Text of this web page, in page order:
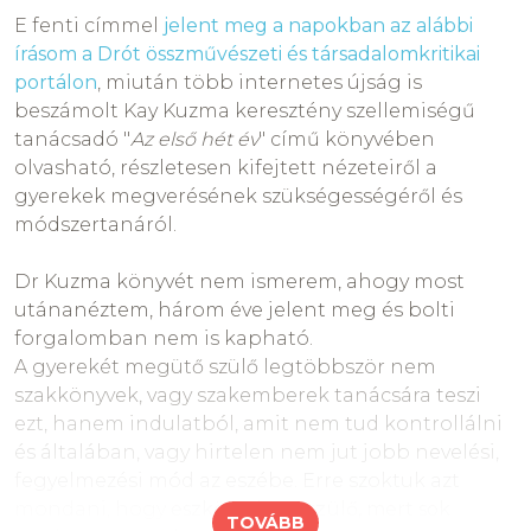
Child - revised and updated by dr Alice Ginott & dr
H. Wallace Goddard; Three Rivers Press, New York,
2003; Appendix B p215-p220
Hogyan bánnak a
gyermekterapeutá
k a saját
gyerekeikkel?
E fenti címmel jelent meg a napokban az alábbi
írásom a Drót összművészeti és társadalomkritikai
portálon , miután több internetes újság is
beszámolt Kay Kuzma keresztény szellemiségű
tanácsadó "Az első hét év" című könyvében
olvasható, részletesen kifejtett nézeteiről a
gyerekek megverésének szükségességéről és
módszertanáról.
Dr Kuzma könyvét nem ismerem, ahogy most
utánanéztem, három éve jelent meg és bolti
forgalomban nem is kapható.
A gyerekét megütő szülő legtöbbször nem
szakkönyvek, vagy szakemberek tanácsára teszi
ezt, hanem indulatból, amit nem tud kontrollálni
és általában, vagy hirtelen nem jut jobb nevelési,
eszköztelen a szülő, mert sok
TOVÁBB